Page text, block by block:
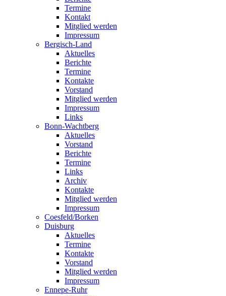
Termine
Kontakt
Mitglied werden
Impressum
Bergisch-Land
Aktuelles
Berichte
Termine
Kontakte
Vorstand
Mitglied werden
Impressum
Links
Bonn-Wachtberg
Aktuelles
Vorstand
Berichte
Termine
Links
Archiv
Kontakte
Mitglied werden
Impressum
Coesfeld/Borken
Duisburg
Aktuelles
Termine
Kontakte
Vorstand
Mitglied werden
Impressum
Ennepe-Ruhr